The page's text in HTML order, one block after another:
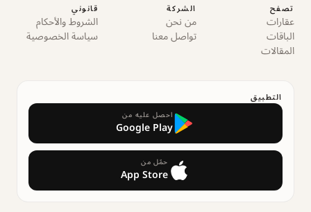
تصفح
عقارات
الباقات
المقالات
الشركة
من نحن
تواصل معنا
قانوني
الشروط والأحكام
سياسة الخصوصية
التطبيق
احصل عليه من
Google Play
حمّل من
App Store